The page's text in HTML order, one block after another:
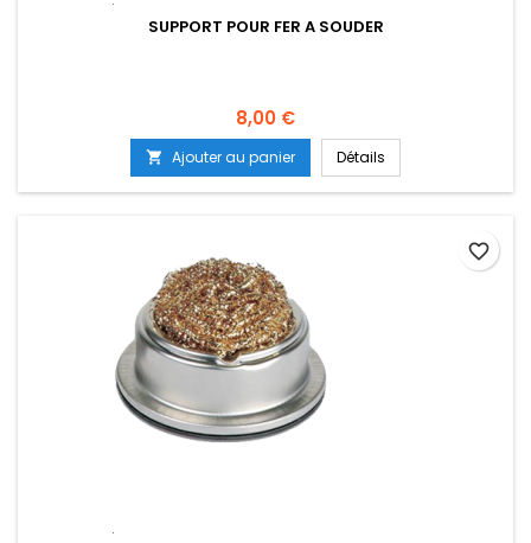
SUPPORT POUR FER A SOUDER
Prix
8,00 €
 Ajouter au panier Détails
favorite_border